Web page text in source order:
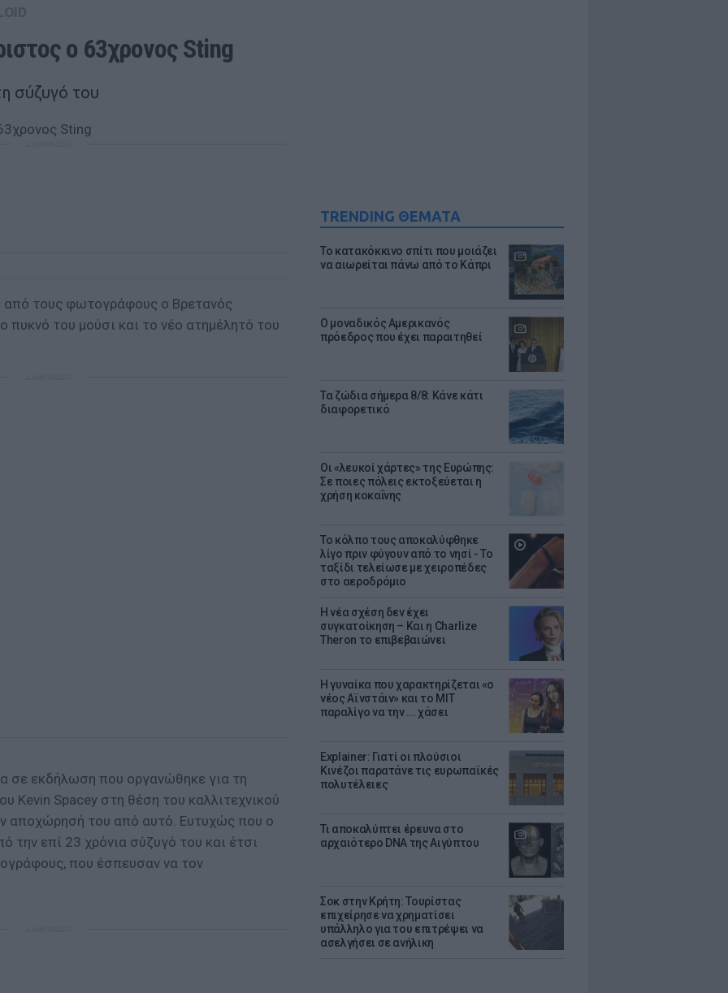
TRENDING ΘΕΜΑΤΑ
Το κατακόκκινο σπίτι που μοιάζει
να αιωρείται πάνω από το Κάπρι
Ο μοναδικός Αμερικανός
πρόεδρος που έχει παραιτηθεί
Τα ζώδια σήμερα 8/8: Κάνε κάτι
διαφορετικό
Οι «λευκοί χάρτες» της Ευρώπης:
Σε ποιες πόλεις εκτοξεύεται η
χρήση κοκαΐνης
Το κόλπο τους αποκαλύφθηκε
λίγο πριν φύγουν από το νησί - Το
ταξίδι τελείωσε με χειροπέδες
στο αεροδρόμιο
Η νέα σχέση δεν έχει
συγκατοίκηση – Και η Charlize
Theron το επιβεβαιώνει
Η γυναίκα που χαρακτηρίζεται «ο
νέος Αϊνστάιν» και το MIT
παραλίγο να την ... χάσει
Explainer: Γιατί οι πλούσιοι
Κινέζοι παρατάνε τις ευρωπαϊκές
πολυτέλειες
Τι αποκαλύπτει έρευνα στο
αρχαιότερο DNA της Αιγύπτου
Σοκ στην Κρήτη: Τουρίστας
επιχείρησε να χρηματίσει
υπάλληλο για του επιτρέψει να
ασελγήσει σε ανήλικη
ο 63χρονος Sting
σύζυγό του
τους φωτογράφους ο Βρετανός
πυκνό του μούσι και το νέο ατημέλητό του
σε εκδήλωση που οργανώθηκε για τη
Kevin Spacey στη θέση του καλλιτεχνικού
αποχώρησή του από αυτό. Ευτυχώς που ο
την επί 23 χρόνια σύζυγό του και έτσι
που έσπευσαν να τον